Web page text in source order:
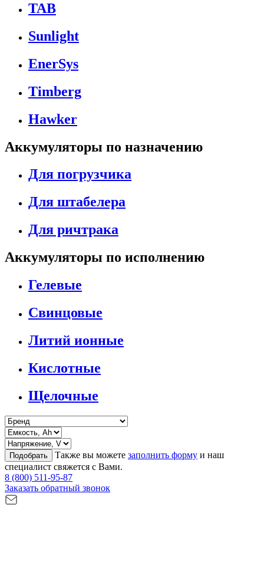
TAB
Sunlight
EnerSys
Timberg
Hawker
Аккумуляторы по назначению
Для погрузчика
Для штабелера
Для ричтрака
Аккумуляторы по исполнению
Гелевые
Свинцовые
Литий ионные
Кислотные
Щелочные
Подобрать Также вы можете заполнить форму и наш
специалист свяжется с Вами.
8 (800) 511-95-87
Заказать обратный звонок